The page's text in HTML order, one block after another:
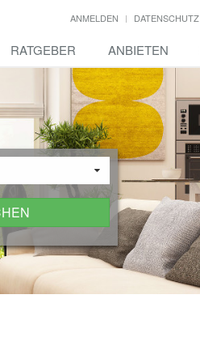
ANMELDEN DATENSCHUTZ
RATGEBER ANBIETEN